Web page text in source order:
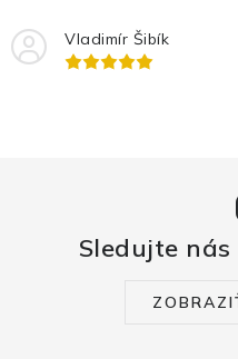
Vladimír Šibík
Sledujte